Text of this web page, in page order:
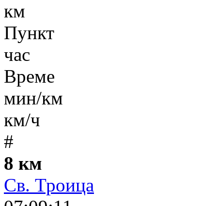
км
Пункт
час
Време
мин/км
км/ч
#
8 км
Св. Троица